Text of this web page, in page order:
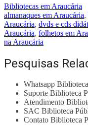
Bibliotecas em Araucária
almanaques em Araucária,
Araucária, dvds e cds
Araucária, folhetos em
na Araucária
Pesquisas
Whatsapp
Suporte Biblioteca
Atendimento
SAC Biblioteca
Contato Biblioteca